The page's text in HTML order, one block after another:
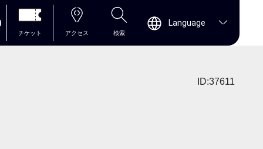
チケット アクセス 検索
Language
ID:37611